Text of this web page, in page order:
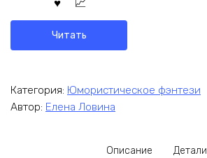
Читать
Категория: Юмористическое фэнтези
Автор: Елена Ловина
Описание Детали